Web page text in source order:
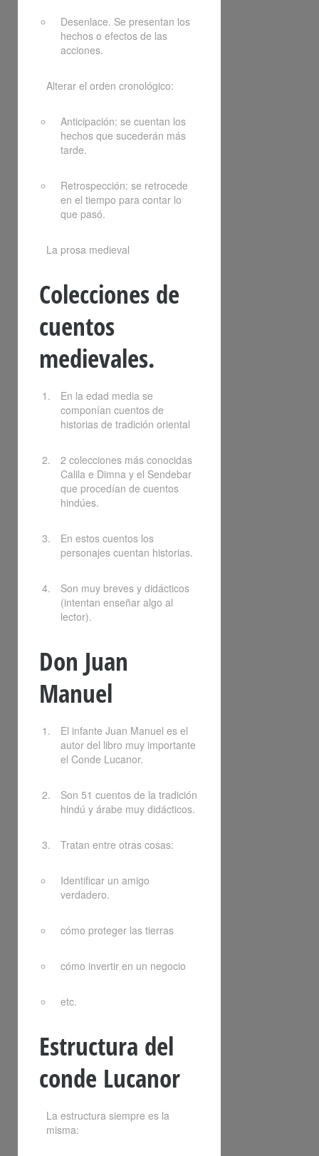
Desenlace. Se presentan los
hechos o efectos de las
acciones.
Alterar el orden cronológico:
Anticipación: se cuentan los
hechos que sucederán más
tarde.
Retrospección: se retrocede
en el tiempo para contar lo
que pasó.
La prosa medieval
Colecciones de
cuentos
medievales.
En la edad media se
componían cuentos de
historias de tradición oriental
2 colecciones más conocidas
Calila e Dimna y el Sendebar
que procedían de cuentos
hindúes.
En estos cuentos los
personajes cuentan historias.
Son muy breves y didácticos
(intentan enseñar algo al
lector).
Don Juan
Manuel
El infante Juan Manuel es el
autor del libro muy importante
el Conde Lucanor.
Son 51 cuentos de la tradición
hindú y árabe muy didácticos.
Tratan entre otras cosas:
Identificar un amigo
verdadero.
cómo proteger las tierras
cómo invertir en un negocio
etc.
Estructura del
conde Lucanor
La estructura siempre es la
misma: